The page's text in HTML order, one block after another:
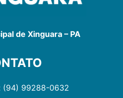
de Xinguara – PA
(94) 99288-0632